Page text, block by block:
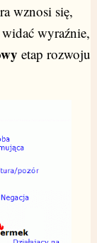
wznosi się,
wyraźnie,
etap rozwoju